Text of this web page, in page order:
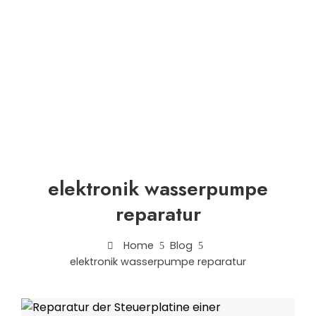
elektronik wasserpumpe
reparatur
Home
Blog
elektronik wasserpumpe reparatur